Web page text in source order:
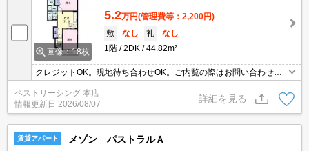
画像：18枚
5.2万円(管理費等：2,200円)
敷
なし 礼
なし
1階
2DK 44.82m²
クレジットOK。現地待ち合わせOK。ご内覧の際はお問い合わせく
ださい。
ベストリーシング 本店
情報更新日 2026/08/07
詳細を見る
賃貸アパート メゾン パストラルＡ